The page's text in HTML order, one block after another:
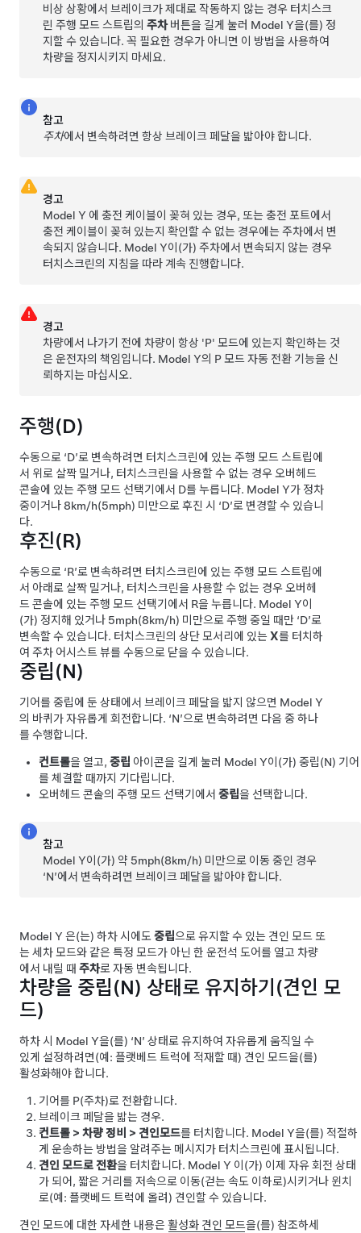
비상 상황에서 브레이크가 제대로 작동하지 않는 경우 터치스크
린 주행 모드 스트립의주차버튼을 길게 눌러 Model Y을(를) 정
지할 수 있습니다. 꼭 필요한 경우가 아니면 이 방법을 사용하여
차량을 정지시키지 마세요.
참고
주차에서 변속하려면 항상 브레이크 페달을 밟아야 합니다.
경고
Model Y 에 충전 케이블이 꽂혀 있는 경우, 또는 충전 포트에서
충전 케이블이 꽂혀 있는지 확인할 수 없는 경우에는 주차에서 변
속되지 않습니다. Model Y이(가) 주차에서 변속되지 않는 경우
터치스크린의 지침을 따라 계속 진행합니다.
경고
차량에서 나가기 전에 차량이 항상 'P' 모드에 있는지 확인하는 것
은 운전자의 책임입니다. Model Y의 P 모드 자동 전환 기능을 신
뢰하지는 마십시오.
주행(D)
수동으로 ‘D’로 변속하려면 터치스크린에 있는 주행 모드 스트립에
서 위로 살짝 밀거나, 터치스크린을 사용할 수 없는 경우오버헤드
콘솔에 있는 주행 모드 선택기에서 D를 누릅니다. Model Y가 정차
중이거나8km/h(5mph) 미만으로 후진 시 ‘D’로 변경할 수 있습니
다.
후진(R)
수동으로 ‘R’로 변속하려면 터치스크린에 있는 주행 모드 스트립에
서 아래로 살짝 밀거나, 터치스크린을 사용할 수 없는 경우오버헤
드 콘솔에 있는 주행 모드 선택기에서 R을 누릅니다. Model Y이
(가) 정지해 있거나 5mph(8km/h) 미만으로 주행 중일 때만 ‘D’로
변속할 수 있습니다. 터치스크린의 상단 모서리에 있는X를 터치하
여 주차 어시스트 뷰를 수동으로 닫을 수 있습니다.
중립(N)
기어를 중립에 둔 상태에서 브레이크 페달을 밟지 않으면 Model Y
의 바퀴가 자유롭게 회전합니다. ‘N’으로 변속하려면 다음 중 하나
를 수행합니다.
컨트롤을 열고, 중립 아이콘을 길게 눌러 Model Y이(가) 중립(N) 기어
를 체결할 때까지 기다립니다.
오버헤드 콘솔의 주행 모드 선택기에서 중립을 선택합니다.
참고
Model Y이(가) 약 5mph(8km/h) 미만으로 이동 중인 경우
‘N’에서 변속하려면 브레이크 페달을 밟아야 합니다.
Model Y 은(는) 하차 시에도중립으로 유지할 수 있는 견인 모드 또
는 세차 모드와 같은 특정 모드가 아닌 한 운전석 도어를 열고 차량
에서 내릴 때 주차로 자동 변속됩니다.
차량을 중립(N) 상태로 유지하기(견인 모
드)
하차 시 Model Y을(를) ‘N’ 상태로 유지하여 자유롭게 움직일 수
있게 설정하려면(예: 플랫베드 트럭에 적재할 때) 견인 모드을(를)
활성화해야 합니다.
기어를 P(주차)로 전환합니다.
브레이크 페달을 밟는 경우.
컨트롤 > 차량 정비 > 견인모드를 터치합니다. Model Y을(를) 적절하
게 운송하는 방법을 알려주는 메시지가 터치스크린에 표시됩니다.
견인 모드로 전환을 터치합니다. Model Y 이(가) 이제 자유 회전 상태
가 되어, 짧은 거리를 저속으로 이동(걷는 속도 이하로)시키거나 윈치
로(예: 플랫베드 트럭에 올려) 견인할 수 있습니다.
견인 모드에 대한 자세한 내용은활성화 견인 모드을(를) 참조하세